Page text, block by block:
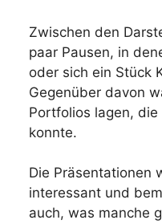
Zwischen den
paar Pausen, in
oder sich ein Stück
Gegenüber davon
Portfolios lagen,
konnte.
Die Präsentationen
interessant und
auch, was manche